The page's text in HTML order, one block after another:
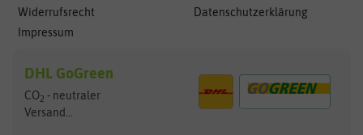
Widerrufsrecht
Impressum
Datenschutzerklärung
DHL GoGreen
CO2 - neutraler
Versand...